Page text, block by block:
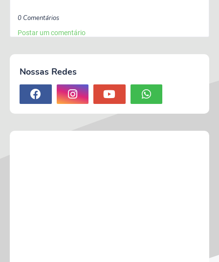
0 Comentários
Postar um comentário
Nossas Redes